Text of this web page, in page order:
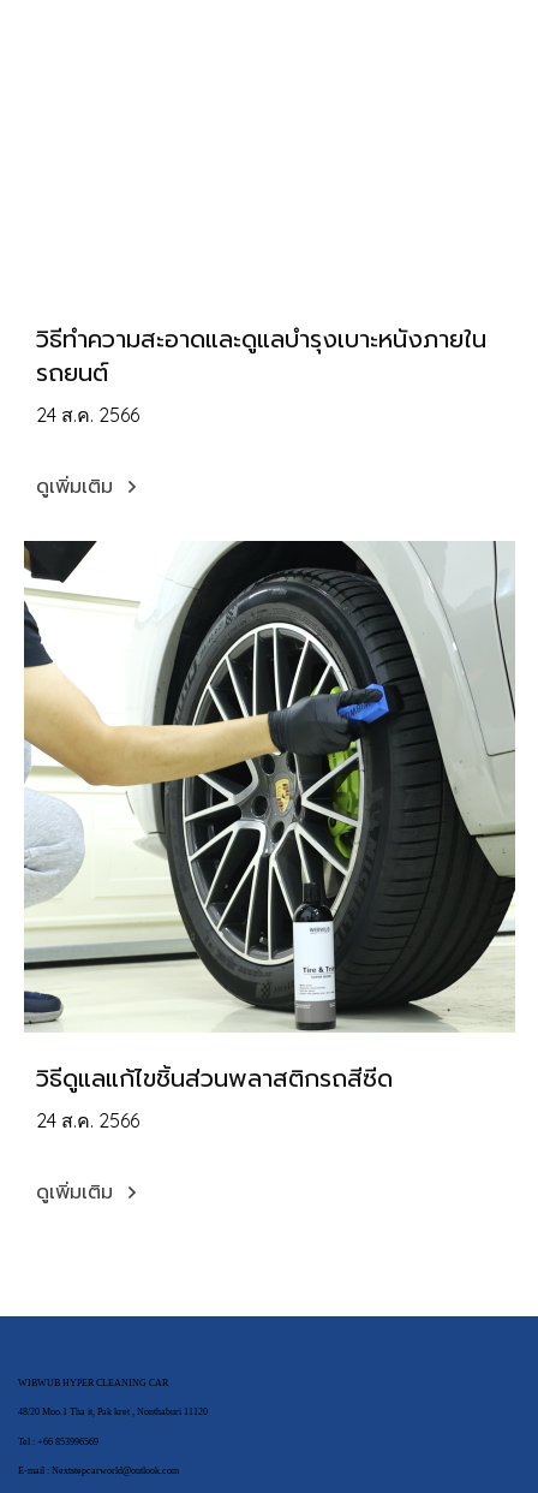
วิธีทำความสะอาดและดูแลบำรุงเบาะหนังภายใน
รถยนต์
24 ส.ค. 2566
ดูเพิ่มเติม
วิธีดูแลแก้ไขชิ้นส่วนพลาสติกรถสีซีด
24 ส.ค. 2566
ดูเพิ่มเติม
WIBWUB HYPER CLEANING CAR
48/20 Moo.1 Tha it, Pak kret , Nonthaburi 11120
Tel : +66 853996569
E-mail : Nextstepcarworld@outlook.com